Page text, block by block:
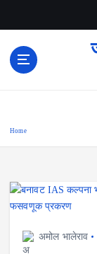
Home
अमोल भालेराव